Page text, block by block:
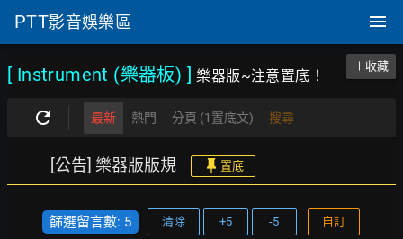
PTT影音娛樂區
[ Instrument (樂器板) ]樂器版~注意置底！
＋收藏
最新 熱門 分頁 (1置底文) 搜尋
[公告] 樂器版版規 置底
篩選留言數: 5 清除 +5 -5 自訂